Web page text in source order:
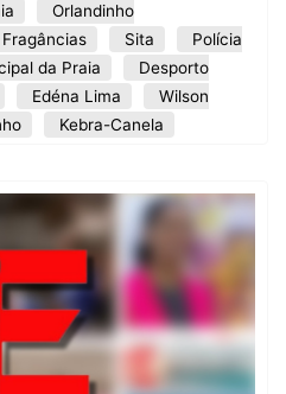
Orlandinho
Sita
Polícia
da Praia
Desporto
Edéna Lima
Wilson
Kebra-Canela